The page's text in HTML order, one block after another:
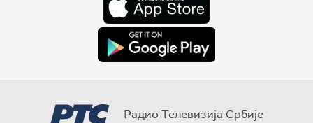
Радио Телевизија Србије